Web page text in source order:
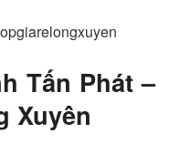
Tấn Phát –
Xuyên